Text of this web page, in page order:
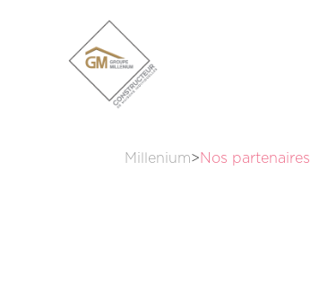
Millenium>Nos partenaires